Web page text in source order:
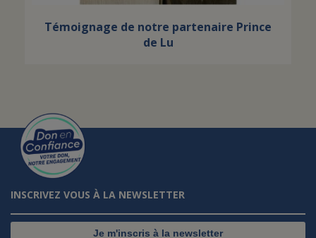
Témoignage de notre partenaire Prince
de Lu
INSCRIVEZ VOUS À LA NEWSLETTER
Je m'inscris à la newsletter